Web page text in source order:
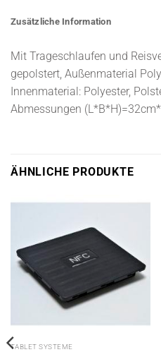
Zusätzliche Information
Mit Trageschlaufen und
gepolstert, Außenmaterial
Innenmaterial: Polyester,
Abmessungen
ÄHNLICHE PRODUKTE
TABLET SYSTEME